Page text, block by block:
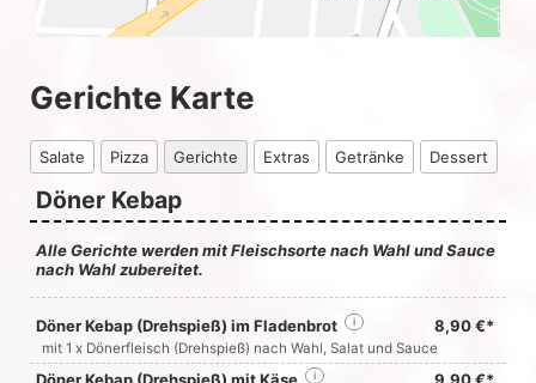
Gerichte Karte
Salate Pizza Gerichte Extras Getränke Dessert
Döner Kebap
Alle Gerichte werden mit Fleischsorte nach Wahl und Sauce
nach Wahl zubereitet.
Döner Kebap (Drehspieß) im Fladenbrot 8,90 €*
i
mit 1 x Dönerfleisch (Drehspieß) nach Wahl, Salat und Sauce
i